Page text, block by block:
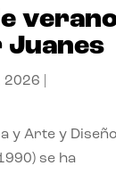
Juanes
2026
y Arte y
se ha